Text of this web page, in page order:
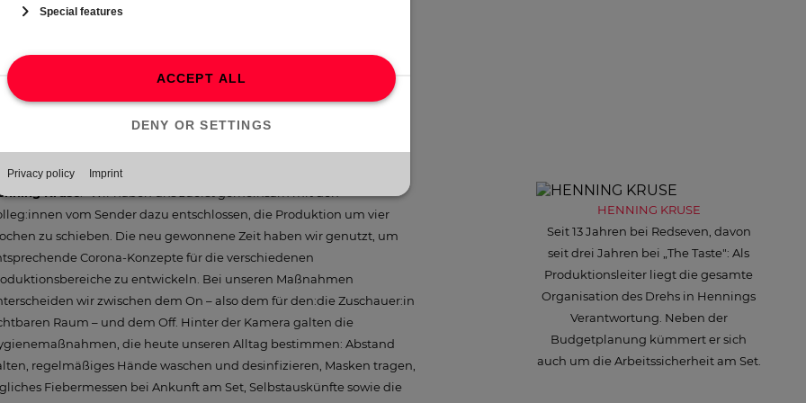
fast täglich einen neuen Status quo, standen im ständigen
haben Ideen vom Vortag wieder verworfen oder
Kruse
vom Sender dazu entschlossen, die Produktion um vier
zu schieben. Die neu gewonnene Zeit haben wir genutzt, um
Corona-Konzepte für die verschiedenen
zu entwickeln. Bei unseren Maßnahmen
wir zwischen dem On – also dem für den:die Zuschauer:in
Raum – und dem Off. Hinter der Kamera galten die
die heute unseren Alltag bestimmen: Abstand
regelmäßiges Hände waschen und desinfizieren, Masken tragen,
Fiebermessen bei Ankunft am Set, Selbstauskünfte sowie die
HENNING KRUSE
Seit 13 Jahren bei Redseven, davon
seit drei Jahren bei „The Taste": Als
Produktionsleiter liegt die gesamte
Organisation des Drehs in Hennings
Verantwortung. Neben der
Budgetplanung kümmert er sich
auch um die Arbeitssicherheit am Set.